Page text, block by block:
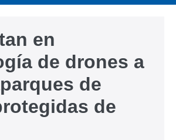
en
de drones a
de
de